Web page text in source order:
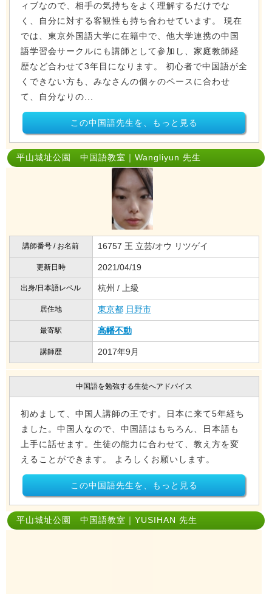
ィブなので、相手の気持ちをよく理解するだけでな
く、自分に対する客観性も持ち合わせています。 現在
では、東京外国語大学に在籍中で、他大学連携の中国
語学習会サークルにも講師として参加し、家庭教師経
歴など合わせて3年目になります。 初心者で中国語が全
くできない方も、みなさんの個ヶのペースに合わせ
て、自分なりの...
この中国語先生を、もっと見る
平山城址公園 中国語教室｜Wangliyun 先生
講師番号 / お名前 16757 王 立芸/オウ リツゲイ
更新日時 2021/04/19
出身/日本語レベル 杭州 / 上級
居住地 東京都 日野市
最寄駅 高幡不動
講師歴 2017年9月
中国語を勉強する生徒へアドバイス
初めまして、中国人講師の王です。日本に来て5年経ち
ました。中国人なので、中国語はもちろん、日本語も
上手に話せます。生徒の能力に合わせて、教え方を変
えることができます。 よろしくお願いします。
この中国語先生を、もっと見る
平山城址公園 中国語教室｜YUSIHAN 先生